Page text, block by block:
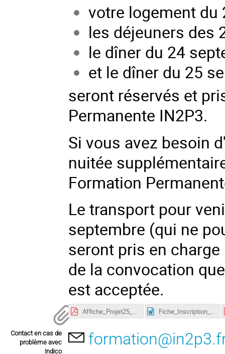
votre logement du
les déjeuners des
le dîner du 24
et le dîner du 25
seront réservés et
Permanente IN2P3.
Si vous avez besoin
nuitée
Formation
Le transport pour
septembre (qui ne
seront pris en
de la convocation
est acceptée.
Affiche_Projet25_Volet1.pdf Fiche_Inscription_Projet1_2025_simplifiée.docx
Contact en cas de
problème avec
Indico